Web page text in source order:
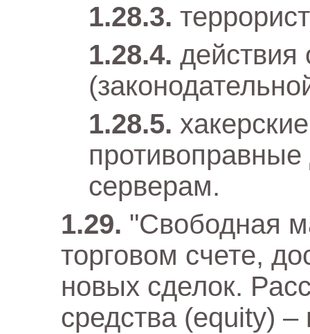
действия
серверам.
"Свободная
торговом счете,
новых сделок.
средства (equity)